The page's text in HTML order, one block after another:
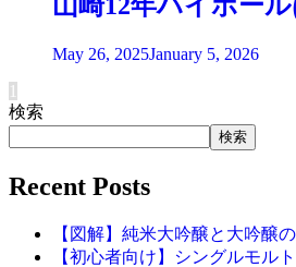
May 26, 2025January 5, 2026
1
検索
検索
Recent Posts
【図解】純米大吟醸と大吟醸
【初心者向け】シングルモル